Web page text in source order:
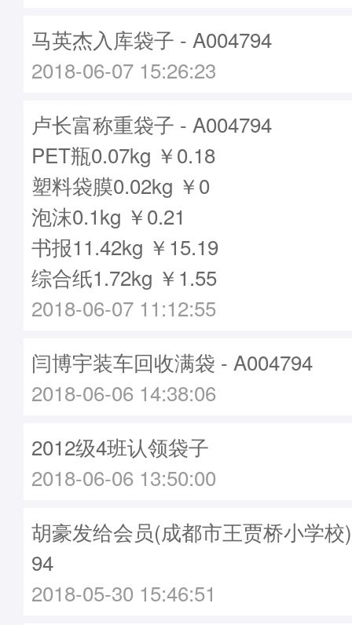
马英杰入库袋子 - A004794
2018-06-07 15:26:23
卢长富称重袋子 - A004794
PET瓶0.07kg ￥0.18
塑料袋膜0.02kg ￥0
泡沫0.1kg ￥0.21
书报11.42kg ￥15.19
综合纸1.72kg ￥1.55
2018-06-07 11:12:55
闫博宇装车回收满袋 - A004794
2018-06-06 14:38:06
2012级4班认领袋子
2018-06-06 13:50:00
胡豪发给会员(成都市王贾桥小学校
94
2018-05-30 15:46:51